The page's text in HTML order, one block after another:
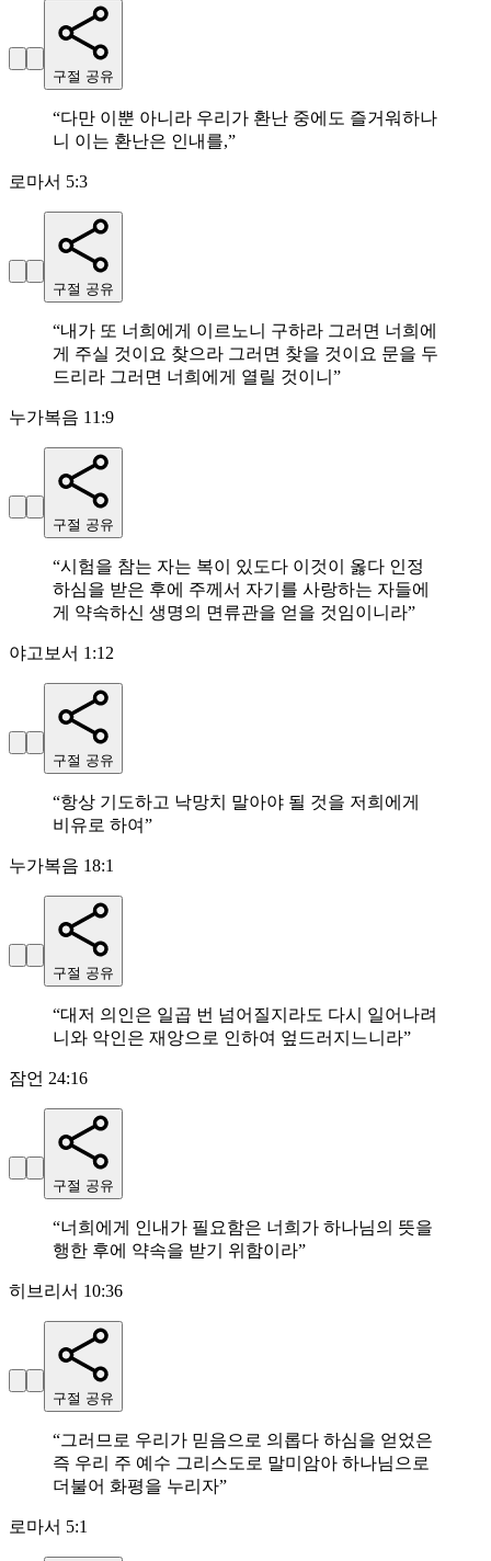
구절 공유
“다만 이뿐 아니라 우리가 환난 중에도 즐거워하나
니 이는 환난은 인내를,”
로마서 5:3
구절 공유
“내가 또 너희에게 이르노니 구하라 그러면 너희에
게 주실 것이요 찾으라 그러면 찾을 것이요 문을 두
드리라 그러면 너희에게 열릴 것이니 ”
누가복음 11:9
구절 공유
“시험을 참는 자는 복이 있도다 이것이 옳다 인정
하심을 받은 후에 주께서 자기를 사랑하는 자들에
게 약속하신 생명의 면류관을 얻을 것임이니라”
야고보서 1:12
구절 공유
“항상 기도하고 낙망치 말아야 될 것을 저희에게
비유로 하여”
누가복음 18:1
구절 공유
“대저 의인은 일곱 번 넘어질지라도 다시 일어나려
니와 악인은 재앙으로 인하여 엎드러지느니라”
잠언 24:16
구절 공유
“너희에게 인내가 필요함은 너희가 하나님의 뜻을
행한 후에 약속을 받기 위함이라”
히브리서 10:36
구절 공유
“그러므로 우리가 믿음으로 의롭다 하심을 얻었은
즉 우리 주 예수 그리스도로 말미암아 하나님으로
더불어 화평을 누리자”
로마서 5:1